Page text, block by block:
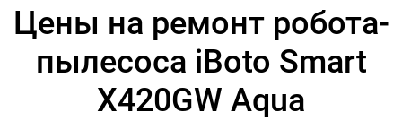
Цены на ремонт робота-
пылесоса iBoto Smart
Х420GW Aqua